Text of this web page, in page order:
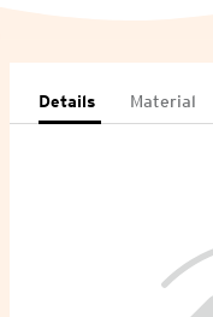
Details Material